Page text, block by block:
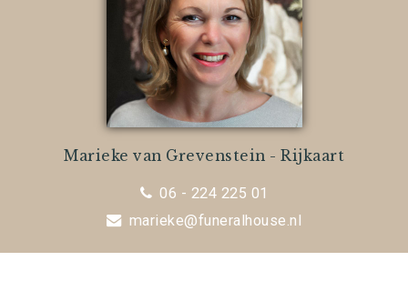
Marieke van Grevenstein - Rijkaart
06 - 224 225 01
marieke@funeralhouse.nl